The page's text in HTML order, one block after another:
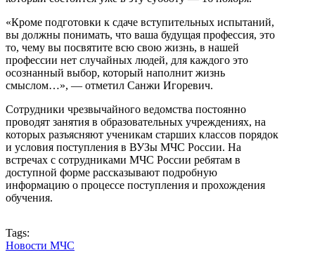
«Кроме подготовки к сдаче вступительных испытаний,
вы должны понимать, что ваша будущая профессия, это
то, чему вы посвятите всю свою жизнь, в нашей
профессии нет случайных людей, для каждого это
осознанный выбор, который наполнит жизнь
смыслом…», — отметил Санжи Игоревич.
Сотрудники чрезвычайного ведомства постоянно
проводят занятия в образовательных учреждениях, на
которых разъясняют ученикам старших классов порядок
и условия поступления в ВУЗы МЧС России. На
встречах с сотрудниками МЧС России ребятам в
доступной форме рассказывают подробную
информацию о процессе поступления и прохождения
обучения.
Tags:
Новости МЧС